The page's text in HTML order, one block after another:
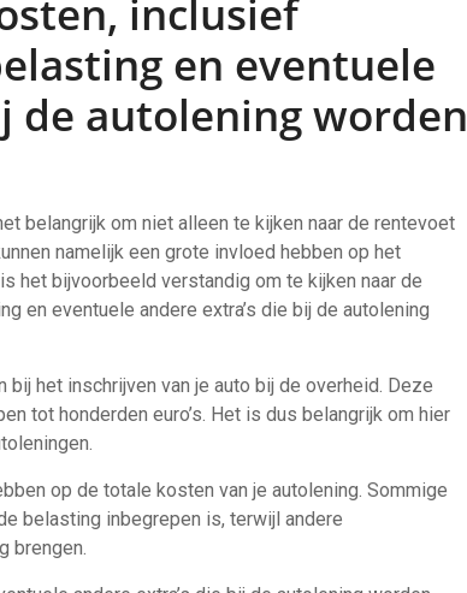
inclusief
en eventuele
de autolening worden
belangrijk om niet alleen te kijken naar de rentevoet
namelijk een grote invloed hebben op het
het bijvoorbeeld verstandig om te kijken naar de
en eventuele andere extra’s die bij de autolening
het inschrijven van je auto bij de overheid. Deze
tot honderden euro’s. Het is dus belangrijk om hier
op de totale kosten van je autolening. Sommige
belasting inbegrepen is, terwijl andere
brengen.